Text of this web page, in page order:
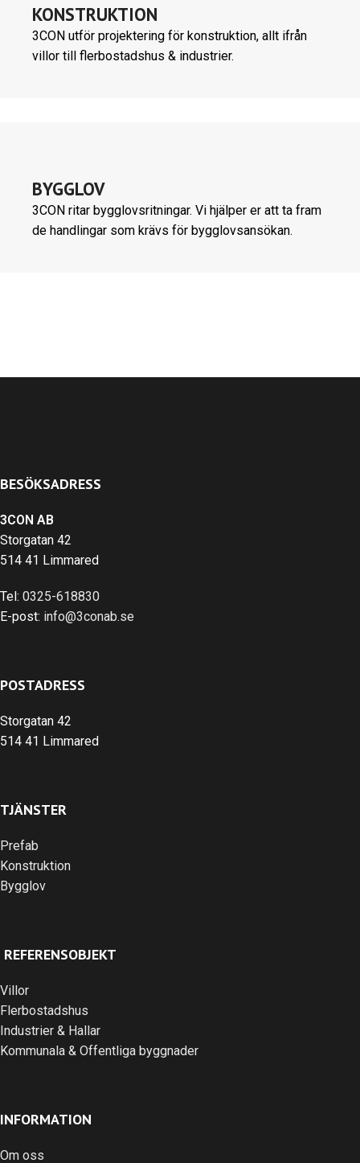
KONSTRUKTION
3CON utför projektering för konstruktion, allt ifrån
villor till flerbostadshus & industrier.
BYGGLOV
3CON ritar bygglovsritningar. Vi hjälper er att ta fram
de handlingar som krävs för bygglovsansökan.
BESÖKSADRESS
3CON AB
Storgatan 42
514 41 Limmared
Tel: 0325-618830
E-post: info@3conab.se
POSTADRESS
Storgatan 42
514 41 Limmared
TJÄNSTER
Prefab
Konstruktion
Bygglov
REFERENSOBJEKT
Villor
Flerbostadshus
Industrier & Hallar
Kommunala & Offentliga byggnader
INFORMATION
Om oss